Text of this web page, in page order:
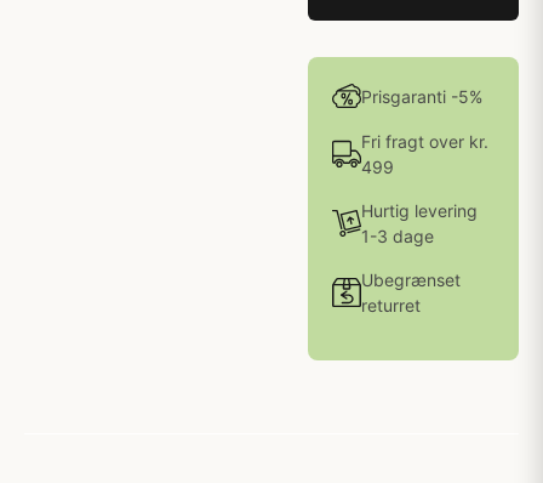
Prisgaranti -5%
Fri fragt over kr.
499
Hurtig levering
1-3 dage
Ubegrænset
returret